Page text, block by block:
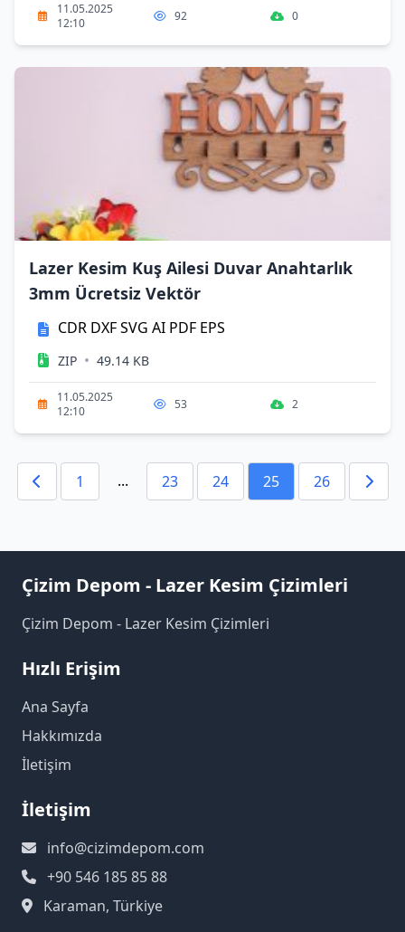
11.05.2025
12:10
92 0
Lazer Kesim Kuş Ailesi Duvar Anahtarlık
3mm Ücretsiz Vektör
CDR DXFSVG AI PDF EPS
ZIP • 49.14 KB
11.05.2025
12:10
53 2
1 ... 23 24 25 26
Çizim Depom - Lazer Kesim Çizimleri
Çizim Depom - Lazer Kesim Çizimleri
Hızlı Erişim
Ana Sayfa
Hakkımızda
İletişim
İletişim
info@cizimdepom.com
+90 546 185 85 88
Karaman, Türkiye